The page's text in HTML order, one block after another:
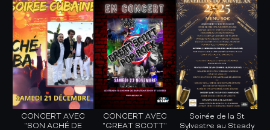
CONCERT AVEC
"SON ACHÉ DE
CONCERT AVEC
"GREAT SCOTT"
Soirée de la St
Sylvestre au Steady